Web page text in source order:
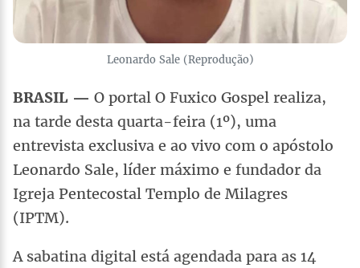
Leonardo Sale (Reprodução)
BRASIL — O portal O Fuxico Gospel realiza,
na tarde desta quarta-feira (1º), uma
entrevista exclusiva e ao vivo com o apóstolo
Leonardo Sale, líder máximo e fundador da
Igreja Pentecostal Templo de Milagres
(IPTM).
A sabatina digital está agendada para as 14